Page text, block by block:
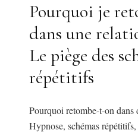
Pourquoi je
dans une
Le piège des
répétitifs
Pourquoi retombe-t-on dans
Hypnose, schémas